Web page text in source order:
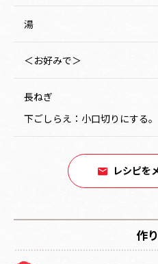
湯
＜お好みで＞
長ねぎ
下ごしらえ：小口切りにする。
レシピを
作